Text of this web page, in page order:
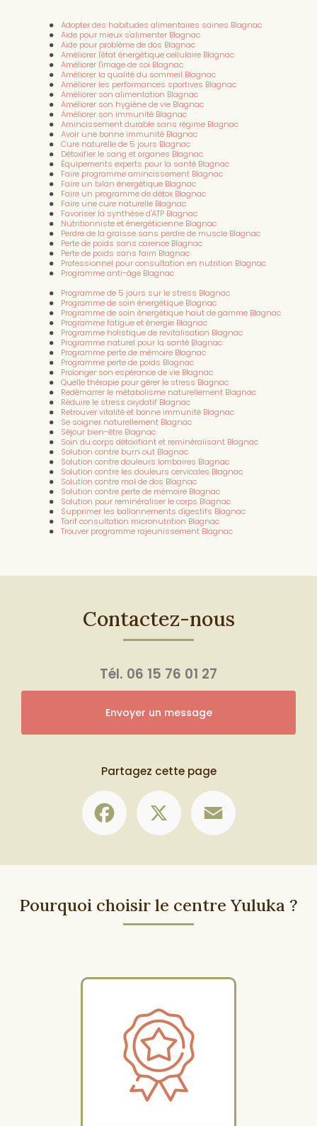
Toulouse consultation|Programme de perte de poids durable et
rajeunissement pour femmes en 5 jours à Montpellier
soulager douleurs articulaires Toulouse centre bien-être
réserver un programme minceur à Toulouse|programme
digestion améliorée Toulouse 5 jours|
coaching bien-être|prendre rendez-vous pour un programme
sommeil Toulouse|programme 5 jours de récupération mentale
Toulouse|programme spécial pour l'amélioration du microbiote
Toulouse|prendre rendez-vous pour un programme vitalité
Toulouse|5 jours pour relancer votre énergie et affiner votre
silhouette. Cure minceur complète avec bilan personnalisé à
Toulouse| centre bien-être Toulouse avec suivi personnalisé
centre bien-être digestion Toulouse prise de rendez-vous
de poids après grossesse avec une nutritionniste Toulouse
centre détox Toulouse avis et réservation|soin anti-âge naturel
Toulouse séance immédiate |solution naturelle problèmes de
digestion Toulouse|Cure minceur 5 jours perte de poids
Toulouse|programme pour une meilleure mobilité des
articulations Toulouse|Prévenir les infections hivernales à
Toulouse : conseils et solutions naturelles
hépatique sportif à L'Union : récupération musculaire,
performance, endurance, élimination des toxines, optimisa
programme sommeil naturel Toulouse pour arrêter insomnies
programme soulagement dos Toulouse méthode naturelle
programme anti-âge et anti-vieillissement cellulaire à Toulouse
booster performance sportive Toulouse méthode naturelle
|rebooster son énergie à Toulouse grâce à un programme 5
jours
|cure et programme anti-fatigue Toulouse méthode 100%
naturelle|Meilleur centre d'amincissement photobiomodulation
par LED Toulouse| programme beauté 5 jours Toulouse résultats
visibles|Programme summer body pour perdre du poids sans
perdre de muscle avec un coach avant l'été|Séjour détox de 5
jours avec jus bio et remise en forme Toulouse
remise en forme pour sportif après blessure à Toulouse
Meilleur centre de bien-être bio à Toulouse|
bien-être Toulouse pour détox |Programme complet avec
produits pour maigrir en 1 mois|Programme minceur
énergétique de 5 jours en cabinet à Toulouse avec sauna,
trampoline, Bol d’air Jacquier et bilan BioWell |programme ventre
plat Toulouse sans régime
Adopter des habitudes alimentaires saines Blagnac
Aide pour mieux s'alimenter Blagnac
Aide pour problème de dos Blagnac
Améliorer l'état énergétique cellulaire Blagnac
Améliorer l'image de soi Blagnac
Améliorer la qualité du sommeil Blagnac
Améliorer les performances sportives Blagnac
Améliorer son alimentation Blagnac
Améliorer son hygiène de vie Blagnac
Améliorer son immunité Blagnac
Amincissement durable sans régime Blagnac
Avoir une bonne immunité Blagnac
Cure naturelle de 5 jours Blagnac
Détoxifier le sang et organes Blagnac
Équipements experts pour la santé Blagnac
Faire programme amincissement Blagnac
Faire un bilan énergétique Blagnac
Faire un programme de détox Blagnac
Faire une cure naturelle Blagnac
Favoriser la synthèse d'ATP Blagnac
Nutritionniste et énergéticienne Blagnac
Perdre de la graisse sans perdre de muscle Blagnac
Perte de poids sans carence Blagnac
Perte de poids sans faim Blagnac
Professionnel pour consultation en nutrition Blagnac
Programme anti-âge Blagnac
Programme de 5 jours sur le stress Blagnac
Programme de soin énergétique Blagnac
Programme de soin énergétique haut de gamme Blagnac
Programme fatigue et énergie Blagnac
Programme holistique de revitalisation Blagnac
Programme naturel pour la santé Blagnac
Programme perte de mémoire Blagnac
Programme perte de poids Blagnac
Prolonger son espérance de vie Blagnac
Quelle thérapie pour gérer le stress Blagnac
Redémarrer le métabolisme naturellement Blagnac
Réduire le stress oxydatif Blagnac
Retrouver vitalité et bonne immunité Blagnac
Se soigner naturellement Blagnac
Séjour bien-être Blagnac
Soin du corps détoxifiant et reminéralisant Blagnac
Solution contre burn out Blagnac
Solution contre douleurs lombaires Blagnac
Solution contre les douleurs cervicales Blagnac
Solution contre mal de dos Blagnac
Solution contre perte de mémoire Blagnac
Solution pour reminéraliser le corps Blagnac
Supprimer les ballonnements digestifs Blagnac
Tarif consultation micronutrition Blagnac
Trouver programme rajeunissement Blagnac
Contactez-nous
Tél. 06 15 76 01 27
Envoyer un message
Partagez cette page
Facebook
Pourquoi choisir le centre Yuluka ?